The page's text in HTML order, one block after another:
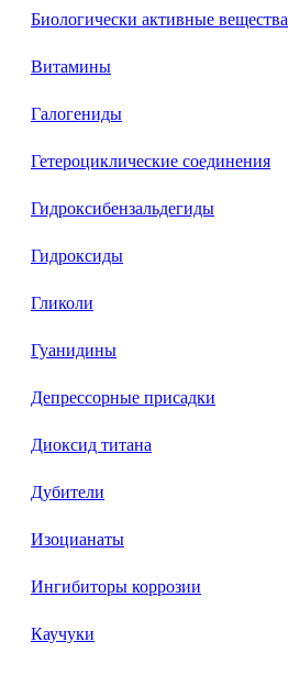
Биологически активные вещества
Витамины
Галогениды
Гетероциклические соединения
Гидроксибензальдегиды
Гидроксиды
Гликоли
Гуанидины
Депрессорные присадки
Диоксид титана
Дубители
Изоцианаты
Ингибиторы коррозии
Каучуки